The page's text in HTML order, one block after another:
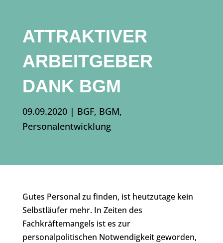
ATTRAKTIVER
ARBEITGEBER
DANK BGM
09.09.2020| BGF, BGM,
Personalentwicklung
Gutes Personal zu finden, ist heutzutage kein
Selbstläufer mehr. In Zeiten des
Fachkräftemangels ist es zur
personalpolitischen Notwendigkeit geworden,